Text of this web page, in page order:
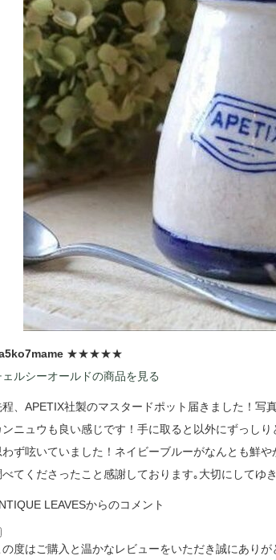
★★★★★
ェルシーオールドの商品を見る
程、APETIX社製のマスタードポット届きました！写
ンニュウも良い感じです！手に取ると以外にずっし
わず呟いていました！ネイビーブルーがなんとも鮮
べてくださったこと感謝しております｡大切にしてゆ
LEAVESからのコメント
の度はご購入と温かなレビューをいただき誠にあり